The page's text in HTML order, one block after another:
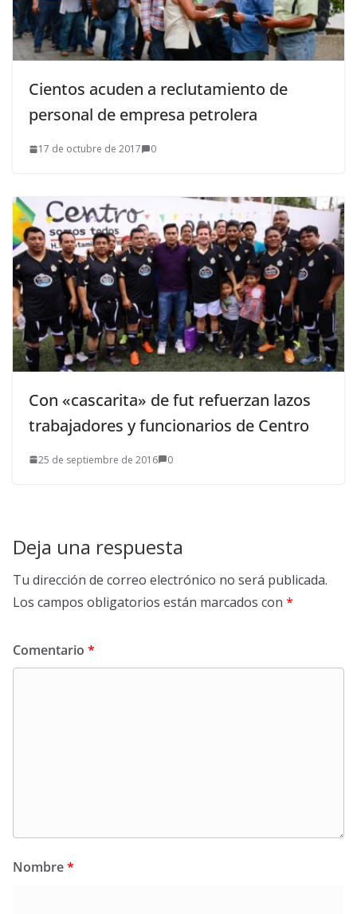
Cientos acuden a reclutamiento de
personal de empresa petrolera
17 de octubre de 2017 0
Con «cascarita» de fut refuerzan lazos
trabajadores y funcionarios de Centro
25 de septiembre de 2016 0
Deja una respuesta
Tu dirección de correo electrónico no será publicada.
Los campos obligatorios están marcados con *
Comentario *
Nombre*